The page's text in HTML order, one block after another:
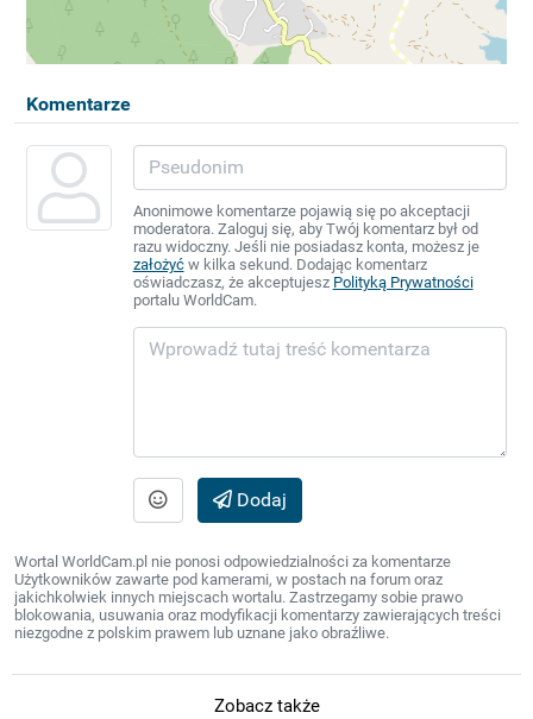
Komentarze
Anonimowe komentarze pojawią się po akceptacji
moderatora. Zaloguj się, aby Twój komentarz był od
razu widoczny. Jeśli nie posiadasz konta, możesz je
założyćw kilka sekund. Dodając komentarz
oświadczasz, że akceptujesz Polityką Prywatności
portalu WorldCam.
Dodaj
Wortal WorldCam.pl nie ponosi odpowiedzialności za komentarze
Użytkowników zawarte pod kamerami, w postach na forum oraz
jakichkolwiek innych miejscach wortalu. Zastrzegamy sobie prawo
blokowania, usuwania oraz modyfikacji komentarzy zawierających treści
niezgodne z polskim prawem lub uznane jako obraźliwe.
Zobacz także